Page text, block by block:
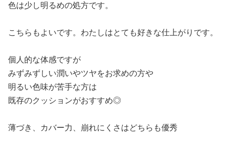
色は少し明るめの処方です。
こちらもよいです。わたしはとても好きな仕上がりです。
個人的な体感ですが
みずみずしい潤いやツヤをお求めの方や
明るい色味が苦手な方は
既存のクッションがおすすめ◎
薄づき、カバー力、崩れにくさはどちらも優秀